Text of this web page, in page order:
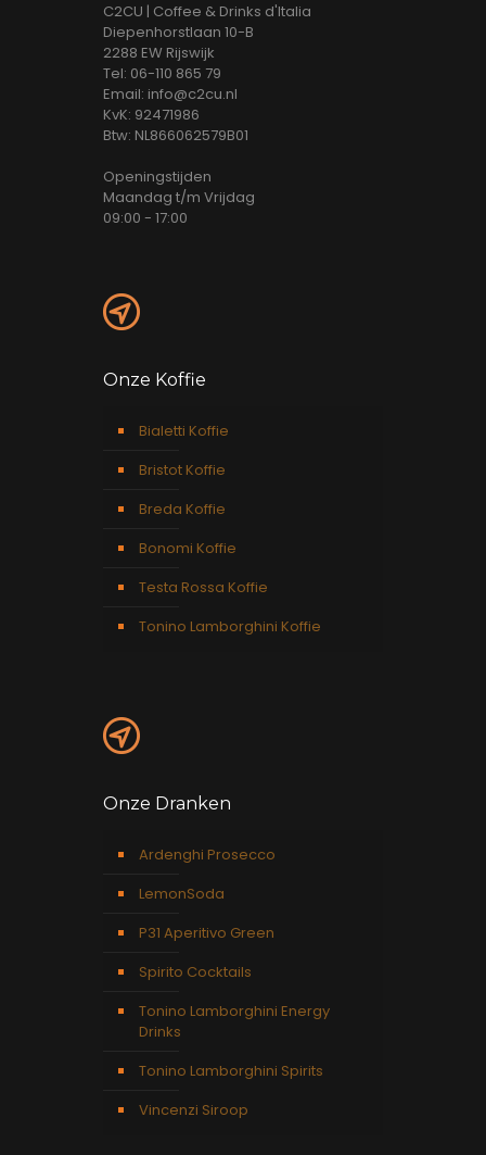
C2CU | Coffee & Drinks d'Italia
Diepenhorstlaan 10-B
2288 EW Rijswijk
Tel: 06-110 865 79
Email: info@c2cu.nl
KvK: 92471986
Btw: NL866062579B01
Openingstijden
Maandag t/m Vrijdag
09:00 - 17:00
Onze Koffie
Bialetti Koffie
Bristot Koffie
Breda Koffie
Bonomi Koffie
Testa Rossa Koffie
Tonino Lamborghini Koffie
Onze Dranken
Ardenghi Prosecco
LemonSoda
P31 Aperitivo Green
Spirito Cocktails
Tonino Lamborghini Energy
Drinks
Tonino Lamborghini Spirits
Vincenzi Siroop